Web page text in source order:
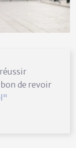
de revoir